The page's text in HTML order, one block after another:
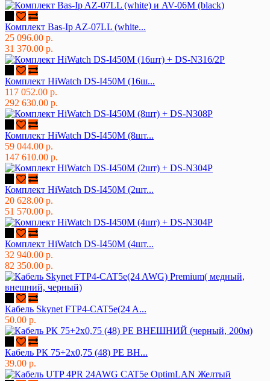
Комплект Bas-Ip AZ-07LL (white...
25 096.00 р.
31 370.00 р.
Комплект HiWatch DS-I450M (16ш...
117 052.00 р.
292 630.00 р.
Комплект HiWatch DS-I450M (8шт...
59 044.00 р.
147 610.00 р.
Комплект HiWatch DS-I450M (2шт...
20 628.00 р.
51 570.00 р.
Комплект HiWatch DS-I450M (4шт...
32 940.00 р.
82 350.00 р.
Кабель Skynet FTP4-CAT5e(24 A...
50.00 р.
Кабель РК 75+2х0,75 (48) PE ВН...
39.00 р.